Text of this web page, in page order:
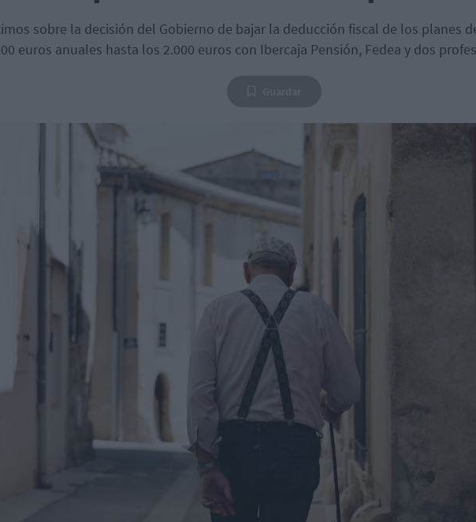
sobre la decisión del Gobierno de bajar la deducción fiscal de los planes
euros anuales hasta los 2.000 euros con Ibercaja Pensión, Fedea y dos